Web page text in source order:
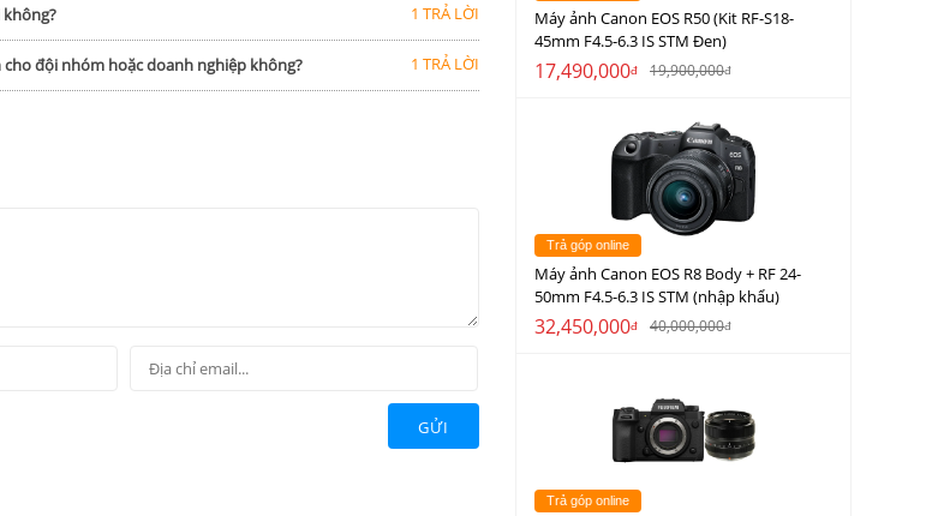
1 TRẢ LỜI
đội nhóm hoặc doanh nghiệp không? 1 TRẢ LỜI
GỬI
Máy ảnh Canon EOS R50 (Kit RF-S18-
45mm F4.5-6.3 IS STM Đen)
17,490,000đ 19,900,000đ
Trả góp online
Máy ảnh Canon EOS R8 Body + RF 24-
50mm F4.5-6.3 IS STM (nhập khẩu)
32,450,000đ 40,000,000đ
Trả góp online